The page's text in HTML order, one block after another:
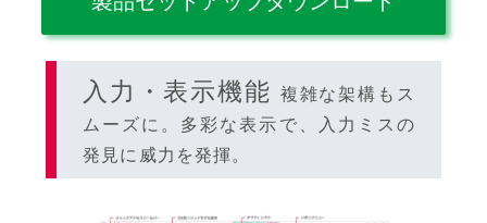
入力・表示機能 複雑な架構もス
ムーズに。多彩な表示で、入力ミスの
発見に威力を発揮。